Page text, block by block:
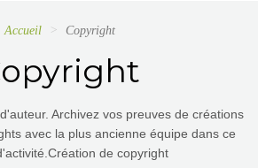
Accueil Copyright
Archivez vos preuves de créations
avec la plus ancienne équipe dans ce
de copyright